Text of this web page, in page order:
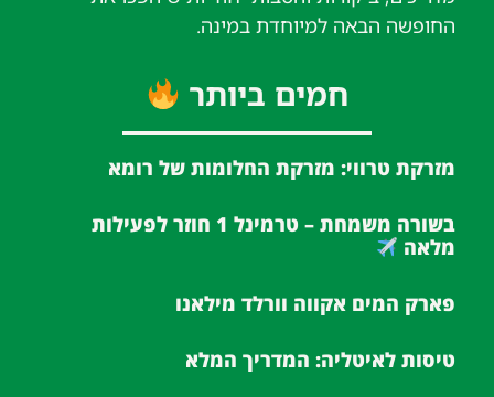
החופשה הבאה למיוחדת במינה.
חמים ביותר
מזרקת טרווי: מזרקת החלומות של רומא
בשורה משמחת – טרמינל 1 חוזר לפעילות
מלאה
פארק המים אקווה וורלד מילאנו
טיסות לאיטליה: המדריך המלא